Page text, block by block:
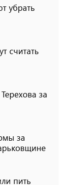
убрать
считать
за
за
пить